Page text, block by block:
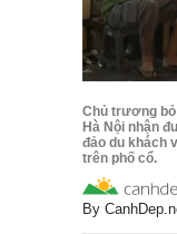
Chủ trương
Hà Nội nhận
đảo du khách
trên phố cổ.
By